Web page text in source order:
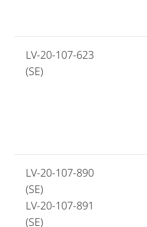
LV-20-107-623
(SE)
LV-20-107-890
(SE)
LV-20-107-891
(SE)